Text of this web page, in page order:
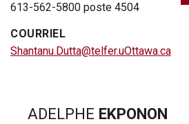
613-562-5800 poste 4504
COURRIEL
Shantanu.Dutta@telfer.uOttawa.ca
ADELPHE EKPONON